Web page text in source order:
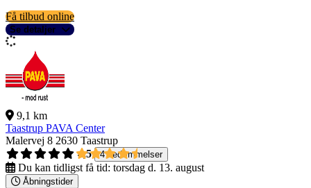
Få tilbud online
Se detaljer
9,1 km
Taastrup PAVA Center
Malervej 8 2630 Taastrup
4,5
4 bedømmelser
Du kan tidligst få tid: torsdag d. 13. august
Åbningstider